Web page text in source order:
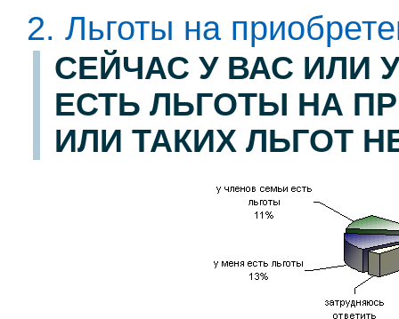
2. Льготы на
СЕЙЧАС У ВАС ИЛИ
ЕСТЬ ЛЬГОТЫ НА
ИЛИ ТАКИХ ЛЬГОТ